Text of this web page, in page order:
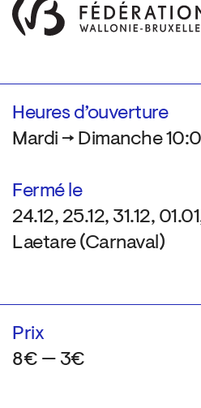
Heures d’ouverture
Mardi → Dimanche
Fermé le
24.12, 25.12, 31.12,
Laetare (Carnaval)
Prix
8€ — 3€